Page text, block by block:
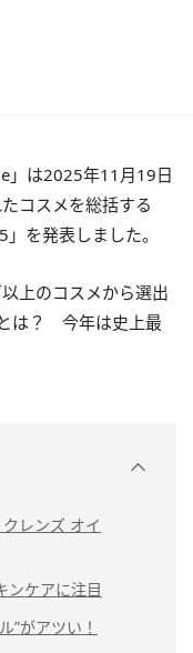
」は2025年11月19日
コスメを総括する
を発表しました。
上のコスメから選出
は？ 今年は史上最
レンズ オイ
ンケアに注目
”がアツい！